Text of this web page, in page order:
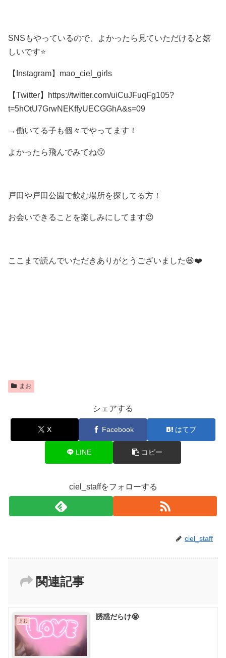
SNSもやっているので、よかったら見ていただけると嬉
しいです⭐
【Instagram】mao_ciel_girls
【Twitter】https://twitter.com/uiCuJFuqFg105?
t=5hOtU7GrwNEKffyUECGGhA&s=09
→働いてる子も個々でやってます！
よかったら飛んでみてね😗
戸田や戸田公園で飲む場所を探してる方！
お会いできることを楽しみにしてます😍
ここまで読んでいただきありがとうございました😆❤️
まお
シェアする
X Facebook はてブ
LINE コピー
ciel_staffをフォローする
ciel_staff
関連記事
まお 誘惑だらけ😭